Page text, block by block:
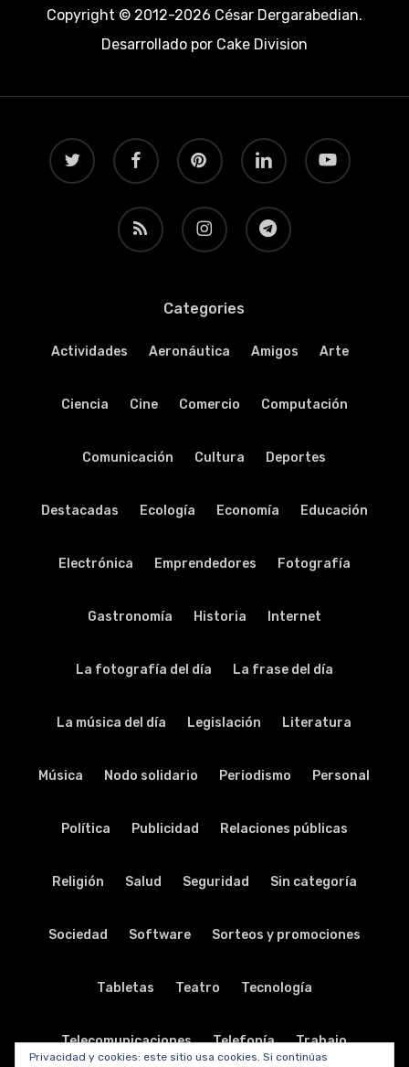
Copyright © 2012-2026 César Dergarabedian.
Desarrollado porCake Division
twitter facebook pinterest linkedin youtube
RSS instagram telegram
Categories
Actividades Aeronáutica Amigos Arte
Ciencia Cine Comercio Computación
Comunicación Cultura Deportes
Destacadas Ecología Economía Educación
Electrónica Emprendedores Fotografía
Gastronomía Historia Internet
La fotografía del día La frase del día
La música del día Legislación Literatura
Música Nodo solidario Periodismo Personal
Política Publicidad Relaciones públicas
Religión Salud Seguridad Sin categoría
Sociedad Software Sorteos y promociones
Tabletas Teatro Tecnología
Telecomunicaciones Telefonía Trabajo
Privacidad y cookies: este sitio usa cookies. Si continúas